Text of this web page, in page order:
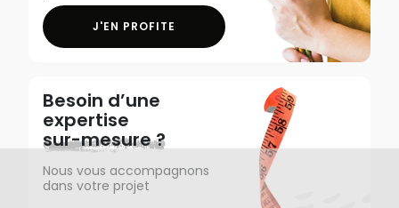
J'EN PROFITE
Besoin d’une
expertise
sur-mesure ?
Nous vous accompagnons
dans votre projet